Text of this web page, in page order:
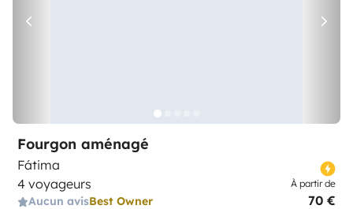
Fourgon aménagé
Fátima
4 voyageurs
Aucun avisBest Owner
À partir de
70 €